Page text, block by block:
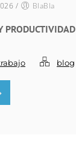
/ BlaBla
PRODUCTIVIDAD
blog